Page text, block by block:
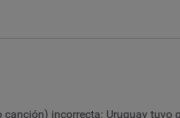
incorrecta: Uruguay